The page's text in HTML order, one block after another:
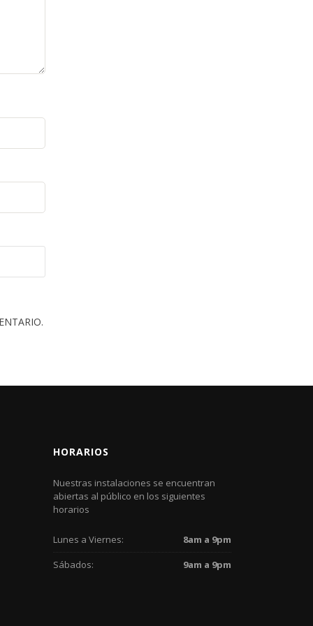
HORARIOS
Nuestras instalaciones se encuentran
abiertas al público en los siguientes
horarios
Lunes a Viernes:
8am a 9pm
Sábados:
9am a 9pm